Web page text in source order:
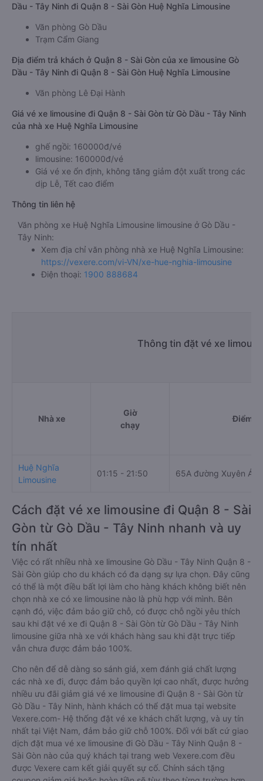
Dầu - Tây Ninh đi Quận 8 - Sài Gòn Huệ Nghĩa Limousine
Văn phòng Gò Dầu
Trạm Cẩm Giang
Địa điểm trả khách ở Quận 8 - Sài Gòn của xe limousine Gò
Dầu - Tây Ninh đi Quận 8 - Sài Gòn Huệ Nghĩa Limousine
Văn phòng Lê Đại Hành
Giá vé xe limousine đi Quận 8 - Sài Gòn từ Gò Dầu - Tây Ninh
của nhà xe Huệ Nghĩa Limousine
ghế ngồi: 160000đ/vé
limousine: 160000đ/vé
Giá vé xe ổn định, không tăng giảm đột xuất trong các
dịp Lễ, Tết cao điểm
Thông tin liên hệ
Văn phòng xe Huệ Nghĩa Limousine limousine ở Gò Dầu -
Tây Ninh:
Xem địa chỉ văn phòng nhà xe Huệ Nghĩa Limousine:
https://vexere.com/vi-VN/xe-hue-nghia-limousine
Điện thoại: 1900 888684
Thông tin đặt vé xe
Nhà xe
Giờ
chạy
Điểm đi
Huệ Nghĩa
Limousine
01:15 - 21:50 65A đường Xuyên Á
Cách đặt vé xe limousine đi Quận 8 - Sài
Gòn từ Gò Dầu - Tây Ninh nhanh và uy
tín nhất
Việc có rất nhiều nhà xe limousine Gò Dầu - Tây Ninh Quận 8 -
Sài Gòn giúp cho du khách có đa dạng sự lựa chọn. Đây cũng
có thể là một điều bất lợi làm cho hàng khách không biết nên
chọn nhà xe có xe limousine nào là phù hợp với mình. Bên
cạnh đó, việc đảm bảo giữ chỗ, có được chỗ ngồi yêu thích
sau khi đặt vé xe đi Quận 8 - Sài Gòn từ Gò Dầu - Tây Ninh
limousine giữa nhà xe với khách hàng sau khi đặt trực tiếp
vẫn chưa được đảm bảo 100%.
Cho nên để dễ dàng so sánh giá, xem đánh giá chất lượng
các nhà xe đi, được đảm bảo quyền lợi cao nhất, được hưởng
nhiều ưu đãi giảm giá vé xe limousine đi Quận 8 - Sài Gòn từ
Gò Dầu - Tây Ninh, hành khách có thể đặt mua tại website
Vexere.com- Hệ thống đặt vé xe khách chất lượng, và uy tín
nhất tại Việt Nam, đảm bảo giữ chỗ 100%. Đối với bất cứ giao
dịch đặt mua vé xe limousine đi Gò Dầu - Tây Ninh Quận 8 -
Sài Gòn nào của quý khách tại trang web Vexere.com đều
được Vexere cam kết giải quyết sự cố. Chính sách tặng